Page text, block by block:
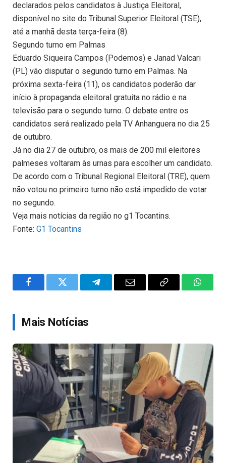
declarados pelos candidatos à Justiça Eleitoral,
disponível no site do Tribunal Superior Eleitoral (TSE),
até a manhã desta terça-feira (8).
Segundo turno em Palmas
Eduardo Siqueira Campos (Podemos) e Janad Valcari
(PL) vão disputar o segundo turno em Palmas. Na
próxima sexta-feira (11), os candidatos poderão dar
início à propaganda eleitoral gratuita no rádio e na
televisão para o segundo turno. O debate entre os
candidatos será realizado pela TV Anhanguera no dia 25
de outubro.
Já no dia 27 de outubro, os mais de 200 mil eleitores
palmeses voltaram às urnas para escolher um candidato.
De acordo com o Tribunal Regional Eleitoral (TRE), quem
não votou no primeiro turno não está impedido de votar
no segundo.
Veja mais notícias da região no g1 Tocantins.
Fonte: G1 Tocantins
FacebookTwitter TelegramEmail
Copy
Mais Notícias